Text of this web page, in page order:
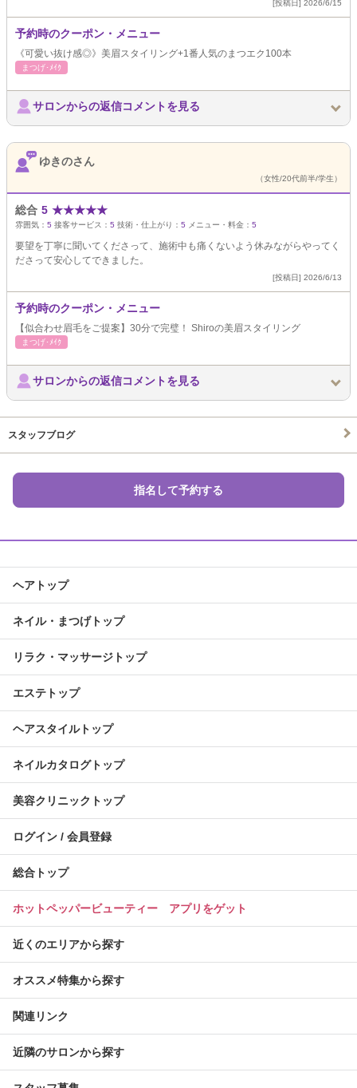
[投稿日] 2026/6/15
予約時のクーポン・メニュー
《可愛い抜け感◎》美眉スタイリング+1番人気のまつエク100本
まつげ･ﾒｲｸ
サロンからの返信コメントを見る
ゆきのさん
（女性/20代前半/学生）
総合 5 ★★★★★
雰囲気： 5 接客サービス： 5 技術・仕上がり： 5 メニュー・料金： 5
要望を丁寧に聞いてくださって、施術中も痛くないよう休みながらやってく
ださって安心してできました。
[投稿日] 2026/6/13
予約時のクーポン・メニュー
【似合わせ眉毛をご提案】30分で完璧！ Shiroの美眉スタイリング
まつげ･ﾒｲｸ
サロンからの返信コメントを見る
スタッフブログ
指名して予約する
ヘアトップ
ネイル・まつげトップ
リラク・マッサージトップ
エステトップ
ヘアスタイルトップ
ネイルカタログトップ
美容クリニックトップ
ログイン / 会員登録
総合トップ
ホットペッパービューティー アプリをゲット
近くのエリアから探す
オススメ特集から探す
関連リンク
近隣のサロンから探す